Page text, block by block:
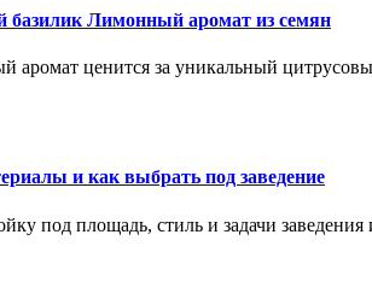
Лимонный аромат из семян
аромат ценится за уникальный
и как выбрать под заведение
под площадь, стиль и задачи заведения